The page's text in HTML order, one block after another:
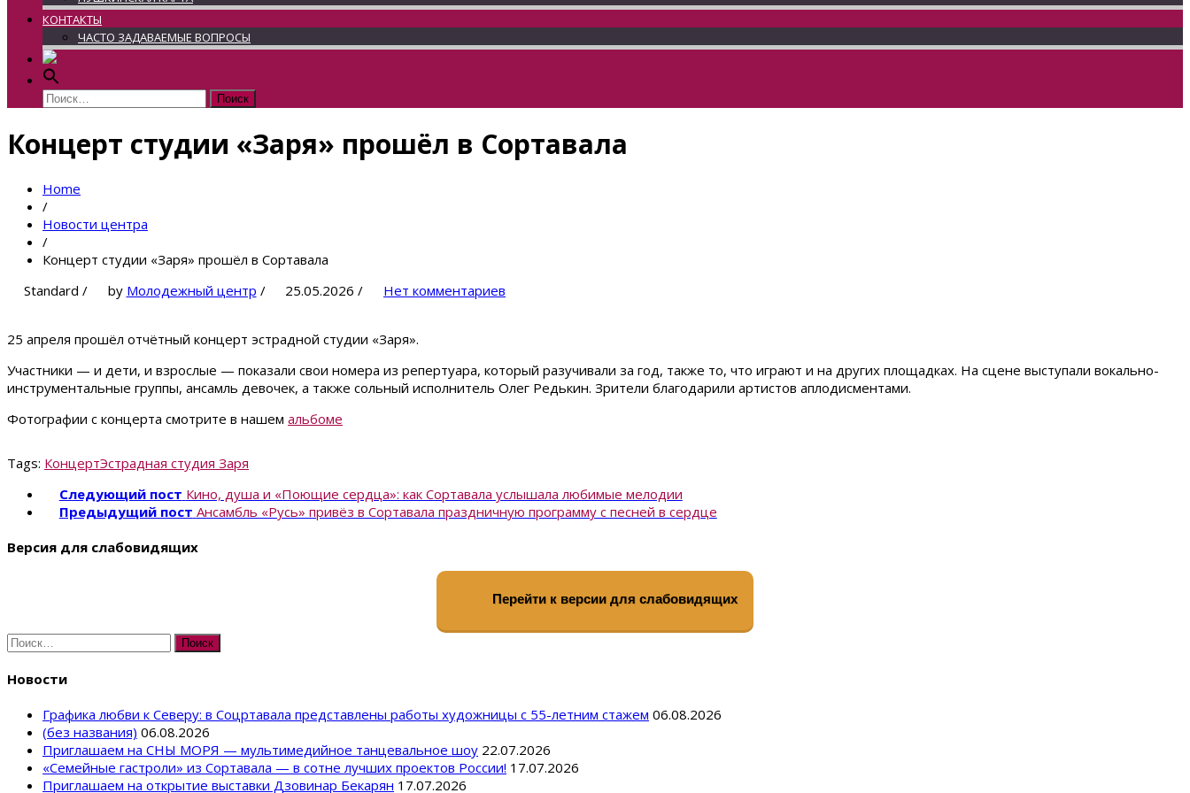
КОНТАКТЫ
ЧАСТО ЗАДАВАЕМЫЕ ВОПРОСЫ
Найти:
Концерт студии «Заря» прошёл в Сортавала
Home
/
Новости центра
/
Концерт студии «Заря» прошёл в Сортавала
Standard / by Молодежный центр / 25.05.2026/ Нет комментариев
25 апреля прошёл отчётный концерт эстрадной студии «Заря».
Участники — и дети, и взрослые — показали свои номера из репертуара, который разучивали за год, также то, что играют и на других площадках. На сцене выступали вокально-
инструментальные группы, ансамль девочек, а также сольный исполнитель Олег Редькин. Зрители благодарили артистов аплодисментами.
Фотографии с концерта смотрите в нашем альбоме
Tags: КонцертЭстрадная студия Заря
Следующий пост Кино, душа и «Поющие сердца»: как Сортавала услышала любимые мелодии
Предыдущий пост Ансамбль «Русь» привёз в Сортавала праздничную программу с песней в сердце
Версия для слабовидящих
Перейти к версии для слабовидящих
Найти:
Новости
Графика любви к Северу: в Соцртавала представлены работы художницы с 55-летним стажем 06.08.2026
(без названия) 06.08.2026
Приглашаем на СНЫ МОРЯ — мультимедийное танцевальное шоу 22.07.2026
«Семейные гастроли» из Сортавала — в сотне лучших проектов России! 17.07.2026
Приглашаем на открытие выставки Дзовинар Бекарян 17.07.2026